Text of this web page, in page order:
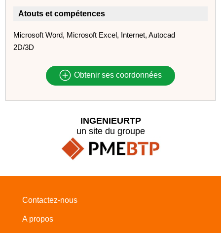
Atouts et compétences
Microsoft Word, Microsoft Excel, Internet, Autocad
2D/3D
Obtenir ses coordonnées
INGENIEURTP
un site du groupe
Contactez-nous
A propos